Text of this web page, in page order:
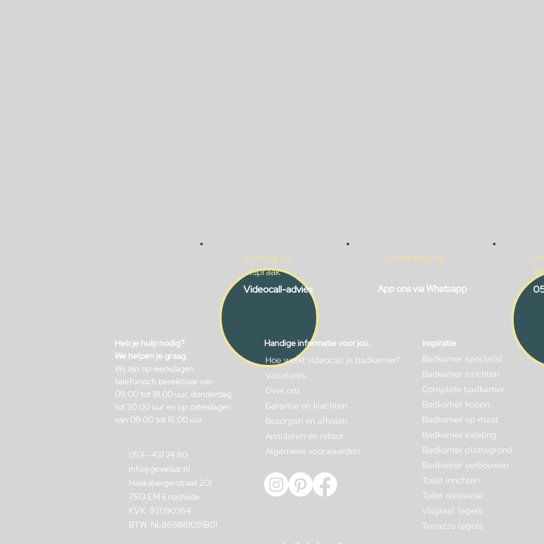
Gratis & op
afspraak
Videocall-advies
Snelle reactie
App ons via Whatsapp
Heb je hulp nodig?
We helpen je graag.
Wij zijn op werkdagen
telefonisch bereikbaar van
09.00 tot 18.00 uur, donderdag
tot 20.00 uur en op zaterdagen
van 09.00 tot 16.00 uur.
053 - 431 74 80
info@gevelaar.nl
Haaksbergerstraat 201
7513 EM Enschede
KVK: 92090354
BTW: NL865881091B01
Handige informatie voor jou. Inspiratie
Hoe werkt videocall je badkamer?
Vacatures
Over ons
Garantie en klachten
Bezorgen en afhalen
Annuleren en retour
Algemene voorwaarden
Badkamer specialist
Badkamer inrichten
Complete badkamer
Badkamer kopen
Badkamer op maat
Badkamer indeling
Badkamer plattegrond
Badkamer verbouwen
Toilet inrichten
Toilet renovatie
Visgraat tegels
Terrazzo tegels